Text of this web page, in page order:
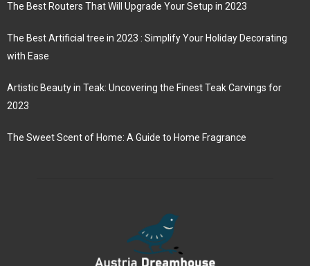
The Best Routers That Will Upgrade Your Setup in 2023
The Best Artificial tree in 2023 : Simplify Your Holiday Decorating
with Ease
Artistic Beauty in Teak: Uncovering the Finest Teak Carvings for
2023
The Sweet Scent of Home: A Guide to Home Fragrance